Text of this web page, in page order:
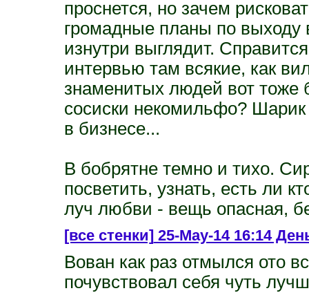
проснется, но зачем
громадные планы по выходу
изнутри выглядит.
интервью там всякие, как
знаменитых людей вот тоже
сосиски некомильфо? Шарик
в бизнесе...
В бобрятне темно и тихо.
посветить, узнать, есть ли
луч любви - вещь опасная,
[все стенки]25-May-14 16:14
Вован как раз отмылся ото
почувствовал себя чуть